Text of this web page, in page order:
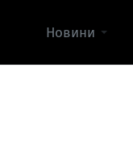
Новини